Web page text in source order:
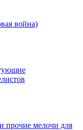
война)
прочие мелочи для